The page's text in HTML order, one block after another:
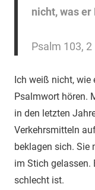
nicht, was er
Psalm 103, 2
Ich weiß nicht, wie
Psalmwort hören.
in den letzten
Verkehrsmitteln
beklagen sich. Sie
im Stich gelassen.
schlecht ist.